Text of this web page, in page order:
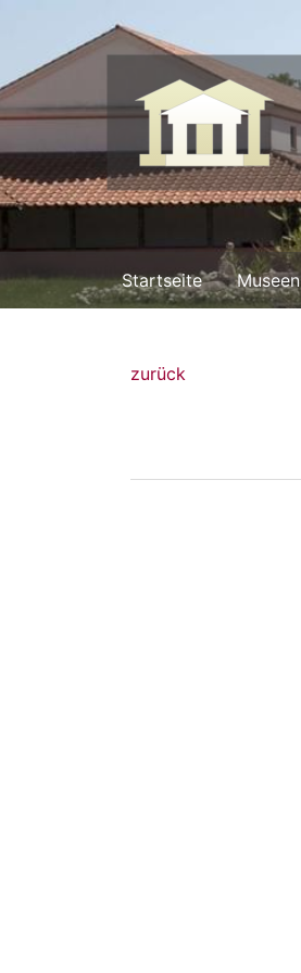
Startseite Museen
zurück